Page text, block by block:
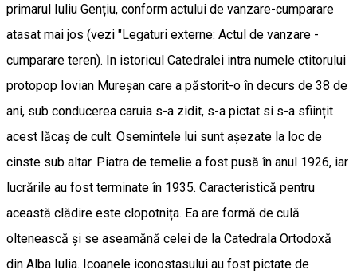
primarul Iuliu Gențiu, conform actului de vanzare-cumparare
atasat mai jos (vezi "Legaturi externe: Actul de vanzare -
cumparare teren). In istoricul Catedralei intra numele ctitorului
protopop Iovian Mureșan care a păstorit-o în decurs de 38 de
ani, sub conducerea caruia s-a zidit, s-a pictat si s-a sființit
acest lăcaș de cult. Osemintele lui sunt așezate la loc de
cinste sub altar. Piatra de temelie a fost pusă în anul 1926, iar
lucrările au fost terminate în 1935. Caracteristică pentru
această clădire este clopotnița. Ea are formă de culă
oltenească și se aseamănă celei de la Catedrala Ortodoxă
din Alba Iulia. Icoanele iconostasului au fost pictate de